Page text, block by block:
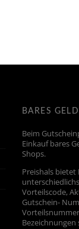
BARES
Beim
Einkauf bares
Shops.
Preishals
Vorteilscode,
Gutschein-